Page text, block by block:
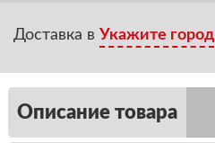
Доставка в Укажите город
Описание товара